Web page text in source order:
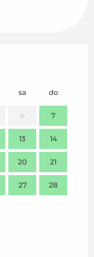
sa do
6 7
13 14
20 21
27 28